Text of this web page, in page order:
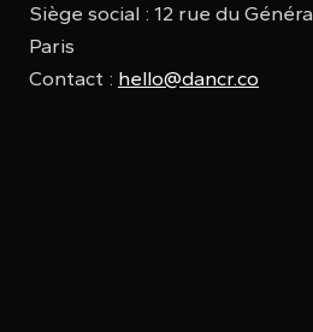
Siège social : 12 rue du
Paris
Contact : hello@dancr.co